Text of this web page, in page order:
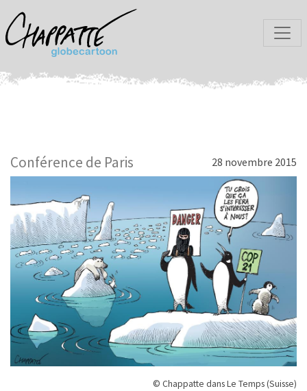
Conférence de Paris 28 novembre 2015
© Chappatte dans Le Temps (Suisse)